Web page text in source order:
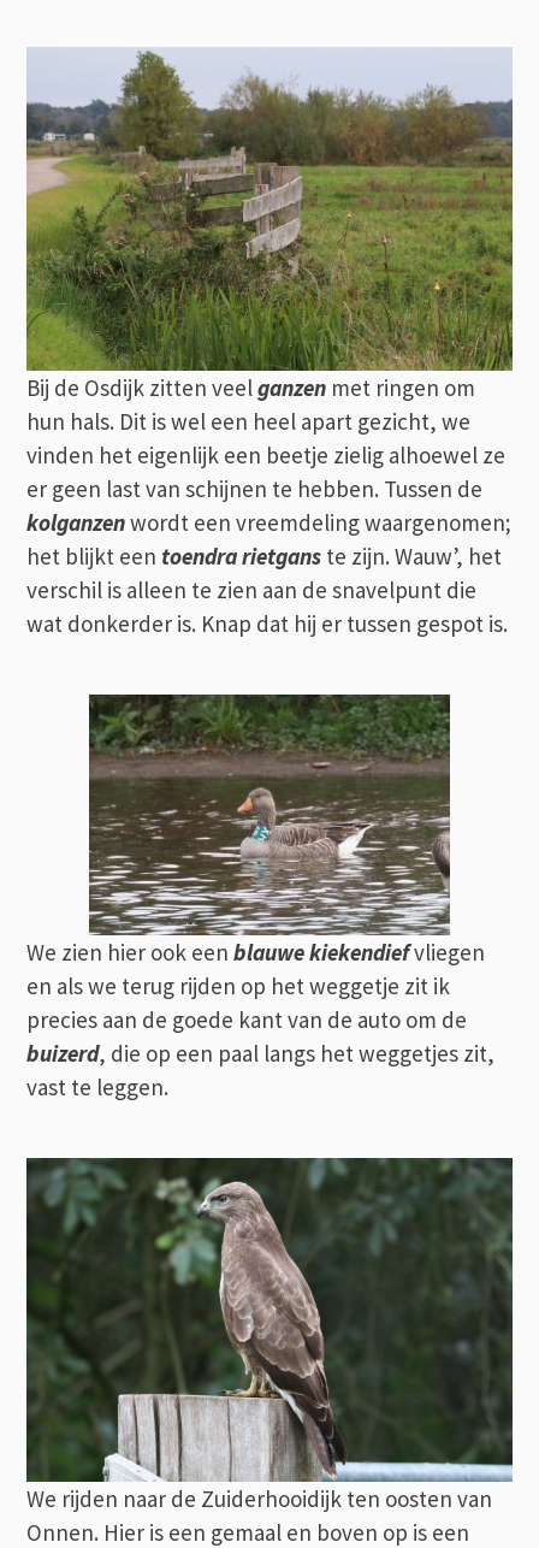
Bij de Osdijk zitten veelganzen met ringen om
hun hals. Dit is wel een heel apart gezicht, we
vinden het eigenlijk een beetje zielig alhoewel ze
er geen last van schijnen te hebben. Tussen de
kolganzenwordt een vreemdeling waargenomen;
het blijkt een toendra rietgans te zijn. Wauw’, het
verschil is alleen te zien aan de snavelpunt die
wat donkerder is. Knap dat hij er tussen gespot is.
We zien hier ook eenblauwe kiekendiefvliegen
en als we terug rijden op het weggetje zit ik
precies aan de goede kant van de auto om de
buizerd, die op een paal langs het weggetjes zit,
vast te leggen.
We rijden naar de Zuiderhooidijk ten oosten van
Onnen. Hier is een gemaal en boven op is een